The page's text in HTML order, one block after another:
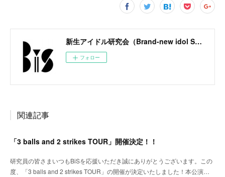
新生アイドル研究会（Brand-new idol Society）公式サイト / BiS OFFICIAL SITE
フォロー
関連記事
「3 balls and 2 strikes TOUR」開催決定！！
研究員の皆さまいつもBiSを応援いただき誠にありがとうございます。この
度、「3 balls and 2 strikes TOUR」の開催が決定いたしました！本公演…